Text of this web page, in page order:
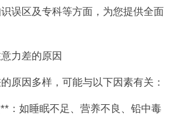
误区及专科等方面，为您提供全面
力差的原因
原因多样，可能与以下因素有关：
：如睡眠不足、营养不良、铅中毒